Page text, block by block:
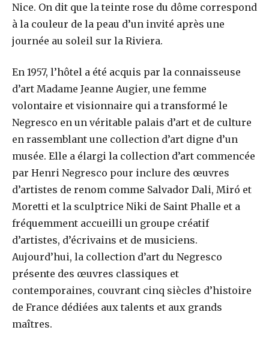
Nice. On dit que la teinte rose du dôme correspond
à la couleur de la peau d’un invité après une
journée au soleil sur la Riviera.
En 1957, l’hôtel a été acquis par la connaisseuse
d’art Madame Jeanne Augier, une femme
volontaire et visionnaire qui a transformé le
Negresco en un véritable palais d’art et de culture
en rassemblant une collection d’art digne d’un
musée. Elle a élargi la collection d’art commencée
par Henri Negresco pour inclure des œuvres
d’artistes de renom comme Salvador Dali, Miró et
Moretti et la sculptrice Niki de Saint Phalle et a
fréquemment accueilli un groupe créatif
d’artistes, d’écrivains et de musiciens.
Aujourd’hui, la collection d’art du Negresco
présente des œuvres classiques et
contemporaines, couvrant cinq siècles d’histoire
de France dédiées aux talents et aux grands
maîtres.